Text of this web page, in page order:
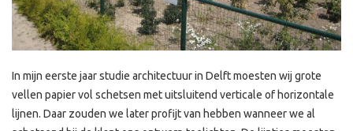
In mijn eerste jaar studie architectuur in Delft moesten wij grote
vellen papier vol schetsen met uitsluitend verticale of horizontale
lijnen. Daar zouden we later profijt van hebben wanneer we al